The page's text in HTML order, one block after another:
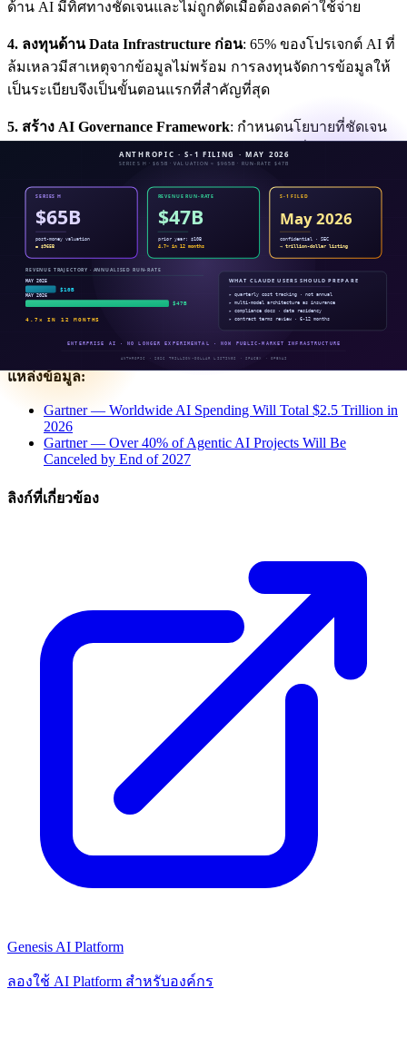
ด้าน AI มีทิศทางชัดเจนและไม่ถูกตัดเมื่อต้องลดค่าใช้จ่าย
4. ลงทุนด้าน Data Infrastructure ก่อน: 65% ของโปรเจกต์ AI ที่
ล้มเหลวมีสาเหตุจากข้อมูลไม่พร้อม การลงทุนจัดการข้อมูลให้
เป็นระเบียบจึงเป็นขั้นตอนแรกที่สำคัญที่สุด
5. สร้าง AI Governance Framework: กำหนดนโยบายที่ชัดเจน
ว่า AI ทำอะไรได้ ทำอะไรไม่ได้ ใครรับผิดชอบเมื่อ AI ตัดสินใจ
หากองค์กรของคุณต้องการทราบจุดเริ่มต้นที่เหมาะสม
Readiness Assessment ของ Enersys
ช่วยประเมินความพร้อมของ
องค์กรใน 6 มิติ ได้แก่ Strategy, Data, Technology, People, Process
และ Governance — เพื่อให้คุณสามารถวางแผนการลงทุนด้าน
AI ได้อย่างมีทิศทางและลดความเสี่ยงในการเป็นส่วนหนึ่งของ
40% ที่ล้มเหลว
แหล่งข้อมูล:
Gartner — Worldwide AI Spending Will Total $2.5 Trillion in
2026
Gartner — Over 40% of Agentic AI Projects Will Be
Canceled by End of 2027
ลิงก์ที่เกี่ยวข้อง
Genesis AI Platform
ลองใช้ AI Platform สำหรับองค์กร